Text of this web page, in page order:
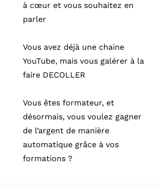
à cœur et vous souhaitez en
parler
Vous avez déjà une chaine
YouTube, mais vous galérer à la
faire DECOLLER
Vous êtes formateur, et
désormais, vous voulez gagner
de l’argent de manière
automatique grâce à vos
formations ?